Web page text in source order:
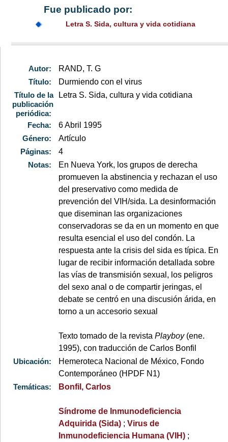
Fue publicado por:
Letra S. Sida, cultura y vida cotidiana
Autor:
RAND, T. G
Título:
Durmiendo con el virus
Título de la
publicación
periódica:
Letra S. Sida, cultura y vida cotidiana
Fecha:
6 Abril 1995
Género:
Artículo
Páginas:
4
Notas:
En Nueva York, los grupos de derecha
promueven la abstinencia y rechazan el uso
del preservativo como medida de
prevención del VIH/sida. La desinformación
que diseminan las organizaciones
conservadoras se da en un momento en que
resulta esencial el uso del condón. La
respuesta ante la crisis del sida es típica. En
lugar de recibir información detallada sobre
las vías de transmisión sexual, los peligros
del sexo anal o de compartir jeringas, el
debate se centró en una discusión árida, en
torno a un accesorio sexual
Texto tomado de la revistaPlayboy(ene.
1995), con traducción de Carlos Bonfil
Ubicación:
Hemeroteca Nacional de México, Fondo
Contemporáneo (HPDF N1)
Temáticas:
Bonfil, Carlos
Síndrome de Inmunodeficiencia
Adquirida (Sida) ;Virus de
Inmunodeficiencia Humana (VIH) ;